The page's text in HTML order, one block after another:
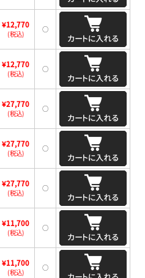
¥12,770
(税込)
○
¥12,770
(税込)
○
¥27,770
(税込)
○
¥27,770
(税込)
○
¥27,770
(税込)
○
¥11,700
(税込)
○
¥11,700
(税込)
○